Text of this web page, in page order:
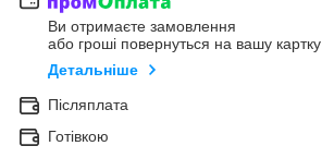
Ви отримаєте замовлення
або гроші повернуться на вашу картку
Детальніше
Післяплата
Готівкою